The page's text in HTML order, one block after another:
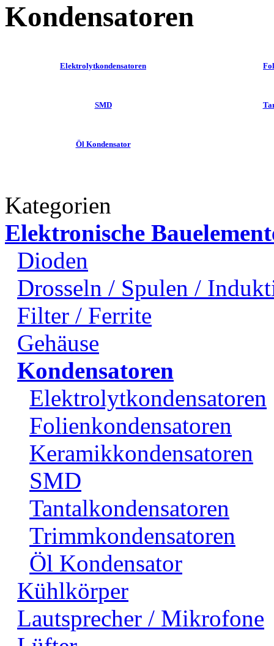
Kondensatoren
Elektrolytkondensatoren
SMD
Öl Kondensator
Kategorien
Elektronische
Dioden
Drosseln / Spulen /
Filter / Ferrite
Gehäuse
Kondensatoren
Elektrolytkondensatoren
Folienkondensatoren
Keramikkondensatoren
SMD
Tantalkondensatoren
Trimmkondensatoren
Öl Kondensator
Kühlkörper
Lautsprecher / Mikrofone